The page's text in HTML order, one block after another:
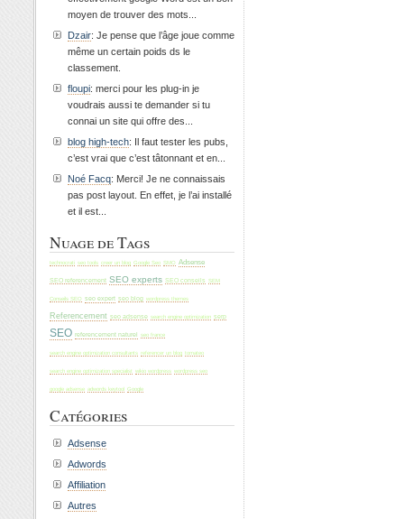
moyen de trouver des mots...
Dzair: Je pense que l’âge joue comme
même un certain poids ds le
classement.
floupi: merci pour les plug-in je
voudrais aussi te demander si tu
connai un site qui offre des...
blog high-tech: Il faut tester les pubs,
c’est vrai que c’est tâtonnant et en...
Noé Facq: Merci! Je ne connaissais
pas post layout. En effet, je l’ai installé
et il est...
Nuage de Tags
technocrati seo tools creer un blog Google Seo SMO Adsense
SEO referencement SEO experts SEO conseils SEM
Conseils SEO seo expert seo blog wordpress themes
Referencement seo adsense search engine optimization serp
SEO referencement naturel seo france
search engine optimization consultants referencer un blog tomateo
search engine optimization specialist wikio wordpress wordpress seo
google adsense adwords keytool Google
Catégories
Adsense
Adwords
Affiliation
Autres